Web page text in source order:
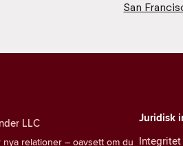
San
LLC
nya relationer – oavsett om du
Juridisk
Integritet